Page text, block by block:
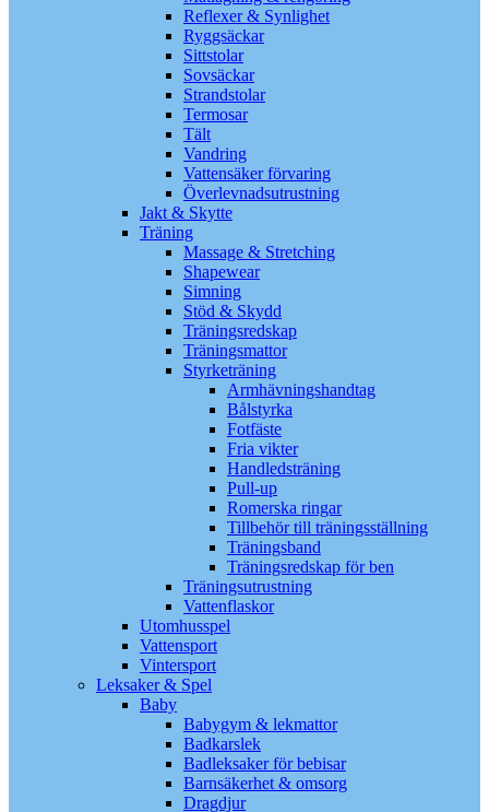
Reflexer & Synlighet
Ryggsäckar
Sittstolar
Sovsäckar
Strandstolar
Termosar
Tält
Vandring
Vattensäker förvaring
Överlevnadsutrustning
Jakt & Skytte
Träning
Massage & Stretching
Shapewear
Simning
Stöd & Skydd
Träningsredskap
Träningsmattor
Styrketräning
Armhävningshandtag
Bålstyrka
Fotfäste
Fria vikter
Handledsträning
Pull-up
Romerska ringar
Tillbehör till träningsställning
Träningsband
Träningsredskap för ben
Träningsutrustning
Vattenflaskor
Utomhusspel
Vattensport
Vintersport
Leksaker & Spel
Baby
Babygym & lekmattor
Badkarslek
Badleksaker för bebisar
Barnsäkerhet & omsorg
Dragdjur